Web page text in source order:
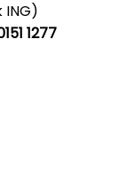
ING)
1277